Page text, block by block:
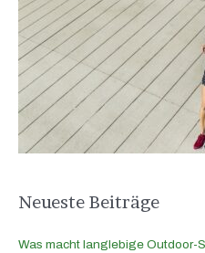
e
n
a
c
Neueste Beiträge
Was macht langlebige Outdoor-